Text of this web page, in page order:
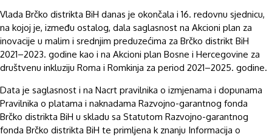
Vlada Brčko distrikta BiH danas je okončala i 16. redovnu sjednicu,
na kojoj je, između ostalog, dala saglasnost na Akcioni plan za
inovacije u malim i srednjim preduzećima za Brčko distrikt BiH
2021–2023. godine kao i na Akcioni plan Bosne i Hercegovine za
društvenu inkluziju Roma i Romkinja za period 2021–2025. godine.
Data je saglasnost i na Nacrt pravilnika o izmjenama i dopunama
Pravilnika o platama i naknadama Razvojno-garantnog fonda
Brčko distrikta BiH u skladu sa Statutom Razvojno-garantnog
fonda Brčko distrikta BiH te primljena k znanju Informacija o